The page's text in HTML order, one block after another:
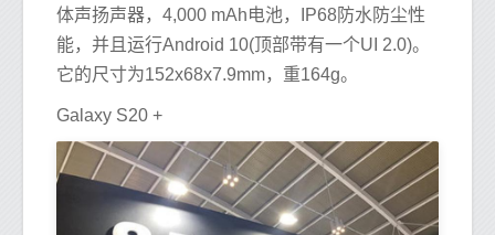
体声扬声器，4,000 mAh电池，IP68防水防尘性
能，并且运行Android 10(顶部带有一个UI 2.0)。
它的尺寸为152x68x7.9mm，重164g。
Galaxy S20 +